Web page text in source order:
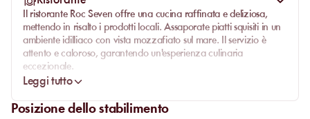
Il ristorante Roc Seven offre una cucina raffinata e deliziosa,
mettendo in risalto i prodotti locali. Assaporate piatti squisiti in un
ambiente idilliaco con vista mozzafiato sul mare. Il servizio è
attento e caloroso, garantendo un'esperienza culinaria
eccezionale.
Che stiate gustando un pranzo in famiglia o una cena romantica,
Roc Seven promette un piacere gastronomico senza pari.
Leggi tutto
Posizione dello stabilimento